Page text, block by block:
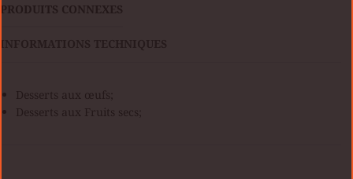
PRODUITS CONNEXES
Desserts aux œufs;
Desserts aux Fruits secs;